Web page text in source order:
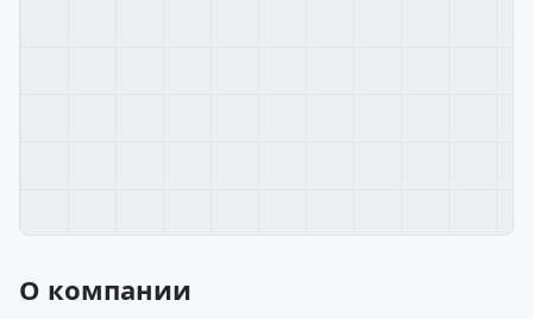
О компании